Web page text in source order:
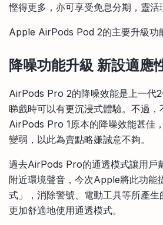
慳得更多，亦可享受免息分期，靈活
Apple AirPods Pod 2的主要升級功
降噪功能升級 新設適應
AirPods Pro 2的降噪效能是上一代2
睇戲時可以有更沉浸式體驗。不過，
AirPods Pro 1原本的降噪效能甚佳
變弱，以此為賣點略嫌誠意不夠。
過去AirPods Pro的通透模式讓用戶
附近環境聲音，今次Apple將此功能
式」，消除警號、電動工具等所產
更加舒適地使用通透模式。